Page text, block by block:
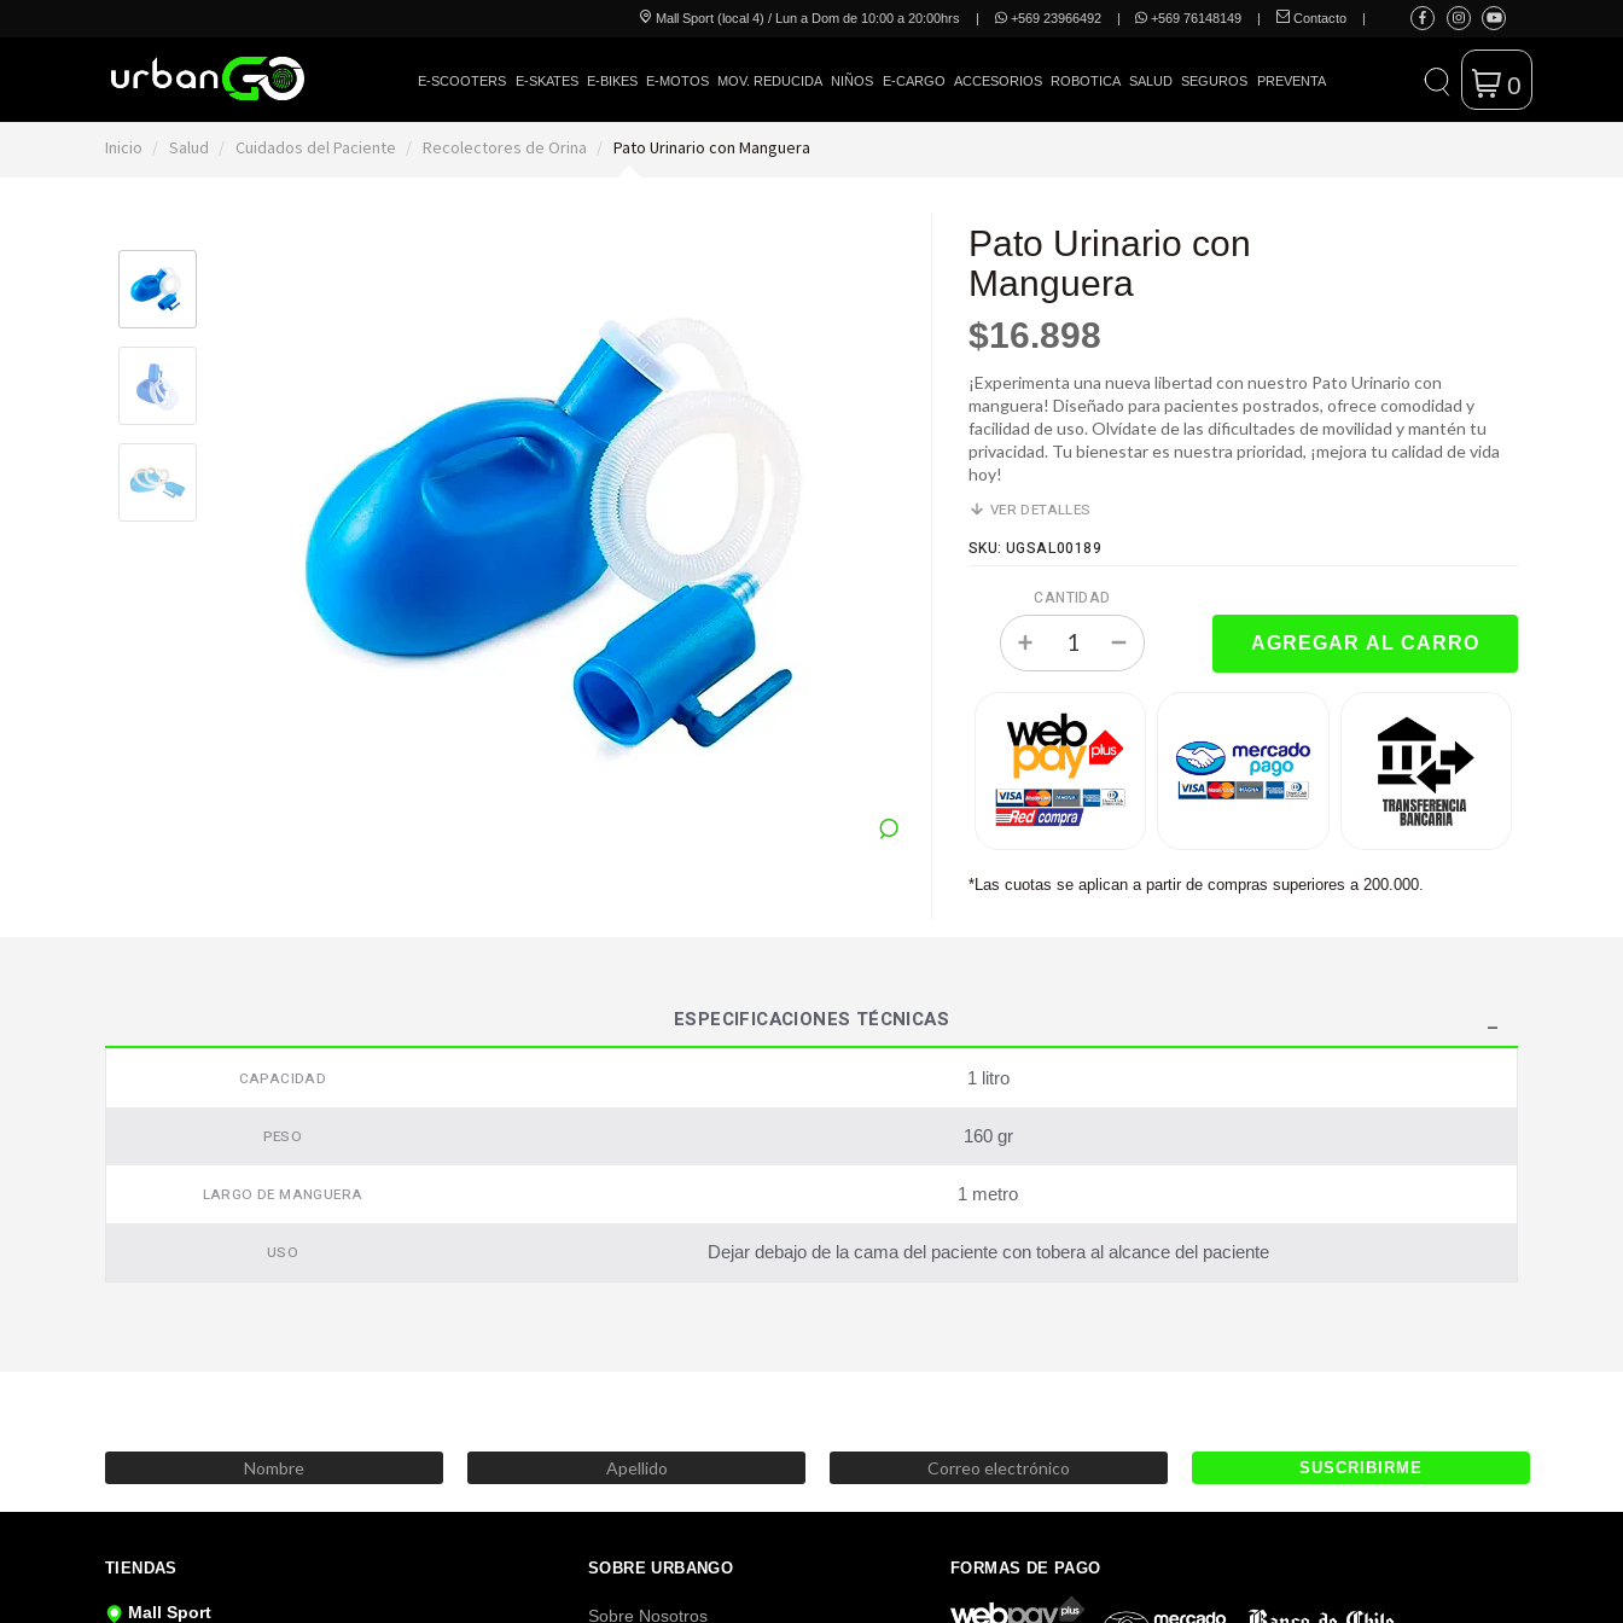
Mall Sport (local 4) / Lun a Dom de 10:00 a 20:00hrs | +569 23966492 | +569 76148149 | Contacto |
E-SCOOTERS E-SKATES E-BIKES E-MOTOS MOV. REDUCIDA NIÑOS E-CARGO ACCESORIOS ROBOTICA SALUD SEGUROS PREVENTA 0
Inicio Salud Cuidados del Paciente Recolectores de Orina Pato Urinario con Manguera
Pato Urinario con
Manguera
$16.898
¡Experimenta una nueva libertad con nuestro Pato Urinario con
manguera! Diseñado para pacientes postrados, ofrece comodidad y
facilidad de uso. Olvídate de las dificultades de movilidad y mantén tu
privacidad. Tu bienestar es nuestra prioridad, ¡mejora tu calidad de vida
hoy!
VER DETALLES
SKU: UGSAL00189
CANTIDAD
*Las cuotas se aplican a partir de compras superiores a 200.000.
ESPECIFICACIONES TÉCNICAS
CAPACIDAD 1 litro
PESO 160 gr
LARGO DE MANGUERA 1 metro
USO Dejar debajo de la cama del paciente con tobera al alcance del paciente
TIENDAS
Mall Sport
SOBRE URBANGO
Sobre Nosotros
FORMAS DE PAGO